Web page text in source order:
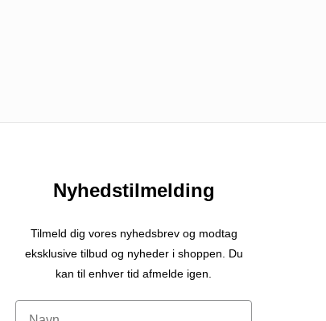
Nyhedstilmelding
Tilmeld dig vores nyhedsbrev og modtag
eksklusive tilbud og nyheder i shoppen. Du
kan til enhver tid afmelde igen.
Navn